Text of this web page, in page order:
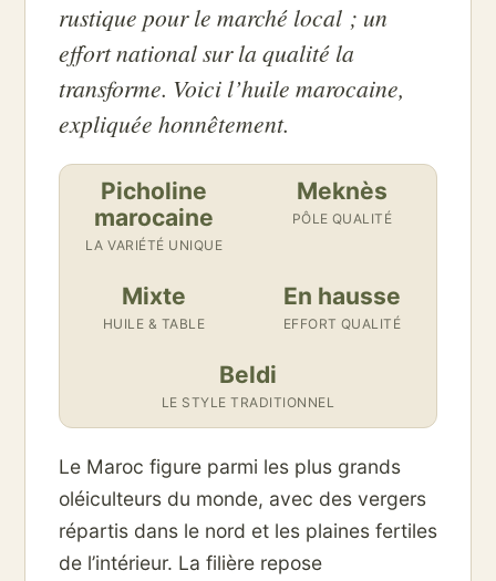
rustique pour le marché local ; un
effort national sur la qualité la
transforme. Voici l’huile marocaine,
expliquée honnêtement.
Picholine
marocaine
LA VARIÉTÉ UNIQUE
Meknès
PÔLE QUALITÉ
Mixte
HUILE & TABLE
En hausse
EFFORT QUALITÉ
Beldi
LE STYLE TRADITIONNEL
Le Maroc figure parmi les plus grands
oléiculteurs du monde, avec des vergers
répartis dans le nord et les plaines fertiles
de l’intérieur. La filière repose